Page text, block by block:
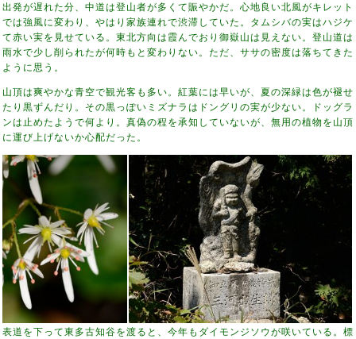
出発が遅れた分、中道は登山者が多くて賑やかだ。心地良い北風がキレット
では強風に変わり、やはり家族連れで渋滞していた。タムシバの実はハジケ
て赤い実を見せている。東北方向は霞んでおり御嶽山は見えない。登山道は
雨水で少し削られたが何時もと変わりない。ただ、ササの密度は落ちてきた
ように思う。
山頂は爽やかな青空で観光客も多い。紅葉には早いが、夏の深緑は色が褪せ
たり黒ずんだり。その黒っぽいミズナラはドングリの実が少ない。ドッグラ
ンは止めたようで何より。真偽の程を承知していないが、無用の植物を山頂
に運び上げないか心配だった。
表道を下って東多古知谷を渡ると、今年もダイモンジソウが咲いている。標